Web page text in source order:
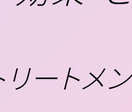
ートメン